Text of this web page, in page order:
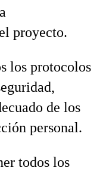
proyecto.
los protocolos
de los
personal.
todos los